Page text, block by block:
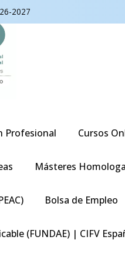
2027
Profesional Cursos
Másteres
Bolsa de Empleo
(FUNDAE) | CIFV